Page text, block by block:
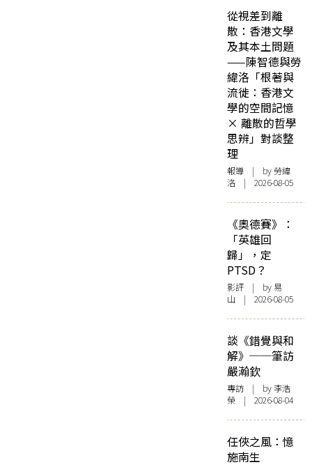
從視差到離
散：香港文學
及其本土問題
——陳智德與勞
緯洛「根著與
流徙：香港文
學的空間記憶
× 離散的哲學
思辨」對談整
理
報導 | by 勞緯
洛 | 2026-08-05
《奧德賽》：
「英雄回
歸」，定
PTSD？
影評 | by 易
山 | 2026-08-05
談《錯覺與和
解》──筆訪
嚴瀚欽
專訪 | by 李浩
榮 | 2026-08-04
任俠之風：憶
施南生